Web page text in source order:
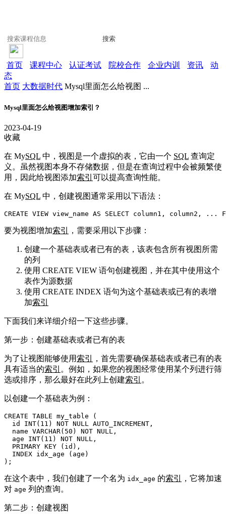
搜索
首页 课程中心 认证考试 院校合作 企业内训 资讯
动
态
首页 大数据时代 Mysql里面怎么给视图 ...
Mysql里面怎么给视图增加索引？
2023-04-19
收藏
在 MySQL 中，视图是一个虚拟的表，它由一个 SQL 查询定
义。虽然视图本身不存储数据，但是在查询过程中会被频繁使
用，因此给视图添加索引 可以提高查询性能。
在 MySQL 中，创建视图通常采用以下语法：
要为视图增加索引 ，需要采用以下步骤：
创建一个基础表或者已有的表，该表包含所有视图所需
的列
使用 CREATE VIEW 语句创建视图，并在其中使用这个
表作为源数据
使用 CREATE INDEX 语句为这个基础表或已有的表增
加索引
下面我们来详细介绍一下这些步骤。
第一步：创建基础表或者已有的表
为了让视图能够使用索引
，首先需要确保基础表或者已有的表
具有适当的索引 。例如，如果您的视图经常使用某个列进行筛
选或排序，那么最好在此列上创建索引 。
以创建一个基础表为例：
CREATE TABLE my_table (
id
INT(11) NOT NULL AUTO_INCREMENT,
  name VARCHAR(50) NOT NULL,
  age INT(11) NOT NULL,
  PRIMARY KEY (
id ),
  INDEX idx_age (age)
在这个表中，我们创建了一个名为 idx_age 的索引
，它将加速
对 age 列的查询。
第二步：创建视图